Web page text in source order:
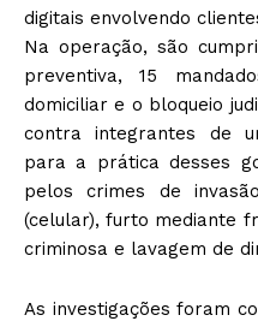
digitais envolvendo
Na operação, são
preventiva, 15
domiciliar e o bloqueio
contra integrantes de
para a prática desses
pelos crimes de
(celular), furto mediante
criminosa e lavagem de
As investigações foram